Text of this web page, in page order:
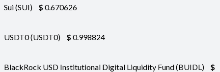
Sui (SUI) $ 0.670626
USDT0 (USDT0) $ 0.998824
BlackRock USD Institutional Digital Liquidity Fund (BUIDL)
$